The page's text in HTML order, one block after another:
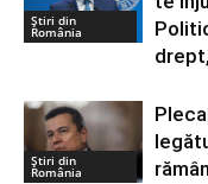
Știri din
România
Știri din
România